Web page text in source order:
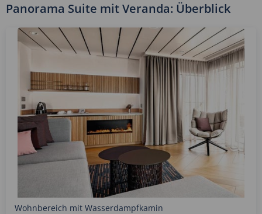
Panorama Suite mit Veranda: Überblick
Wohnbereich mit Wasserdampfkamin